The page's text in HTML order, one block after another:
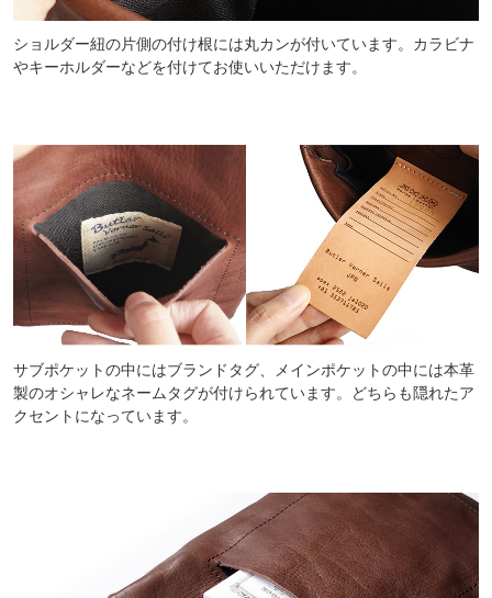
ショルダー紐の片側の付け根には丸カンが付いています。カラビナ
やキーホルダーなどを付けてお使いいただけます。
サブポケットの中にはブランドタグ、メインポケットの中には本革
製のオシャレなネームタグが付けられています。どちらも隠れたア
クセントになっています。